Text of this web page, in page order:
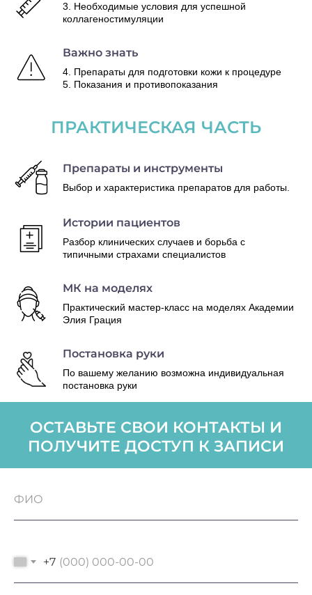
3. Необходимые условия для успешной
коллагеностимуляции
Важно знать
4. Препараты для подготовки кожи к процедуре
5. Показания и противопоказания
ПРАКТИЧЕСКАЯ ЧАСТЬ
Препараты и инструменты
Выбор и характеристика препаратов для работы.
Истории пациентов
Разбор клинических случаев и борьба с
типичными страхами специалистов
МК на моделях
Практический мастер-класс на моделях Академии
Элия Грация
Постановка руки
По вашему желанию возможна индивидуальная
постановка руки
ОСТАВЬТЕ СВОИ КОНТАКТЫ И
ПОЛУЧИТЕ ДОСТУП К ЗАПИСИ
+7